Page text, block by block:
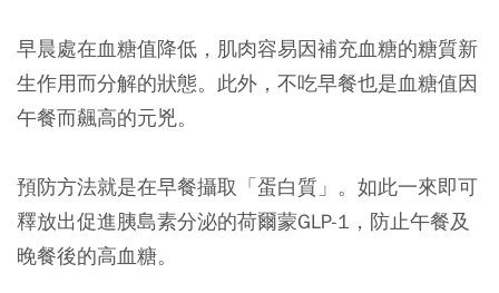
早晨處在血糖值降低，肌肉容易因補充血糖的糖質新
生作用而分解的狀態。此外，不吃早餐也是血糖值因
午餐而飆高的元兇。
預防方法就是在早餐攝取「蛋白質」。如此一來即可
釋放出促進胰島素分泌的荷爾蒙GLP-1，防止午餐及
晚餐後的高血糖。